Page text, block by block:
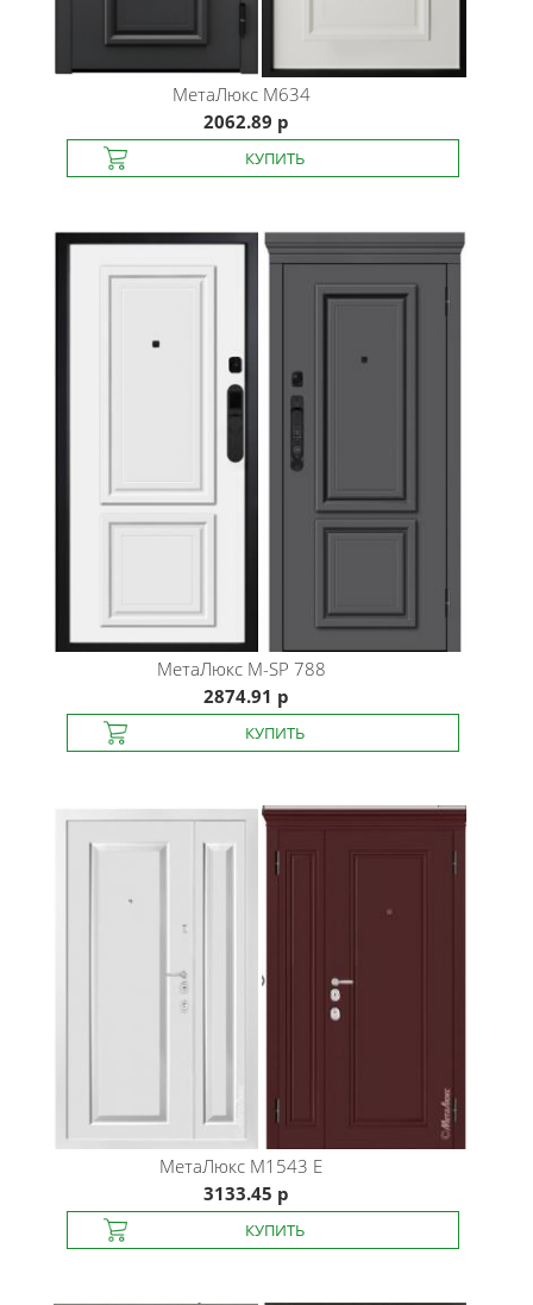
МетаЛюксM634
2062.89 р
МетаЛюксМ-SP 788
2874.91 р
МетаЛюкс М1543 E
3133.45 р